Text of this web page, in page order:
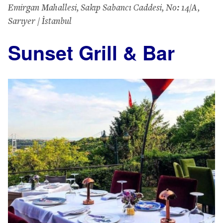
Emirgan Mahallesi, Sakıp Sabancı Caddesi, No: 14/A,
Sarıyer / İstanbul
Sunset Grill & Bar